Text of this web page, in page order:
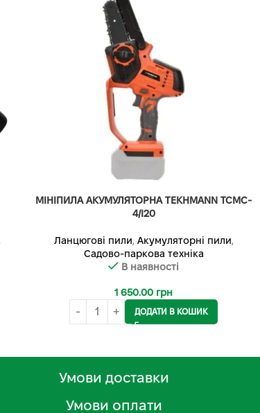
,
МІНІПИЛА АКУМУЛЯТОРНА TEKHMANN TCMC-
4/I20
Ланцюгові пили, Акумуляторні пили,
Садово-паркова техніка
В наявності
1 650.00 грн
ДОДАТИ В КОШИК
Умови доставки
Умови оплати